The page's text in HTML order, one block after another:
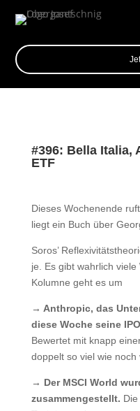
#396: Bella Italia,
ETF
Dieses Wochenende
liegt ein Buch über
Soros’
je. Es gibt wahrlich
Kolumne geht es um
→ Anthropic, das
diese Woche seine
Bewertet mit knapp
doppelt so viel wie noch
→ Der MSCI World
zusammengestellt.